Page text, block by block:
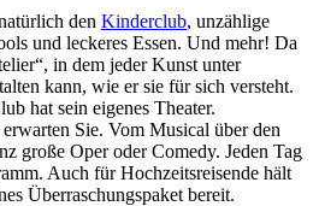
den Kinderclub, unzählige
und leckeres Essen. Und mehr! Da
in dem jeder Kunst unter
kann, wie er sie für sich versteht.
hat sein eigenes Theater.
Sie. Vom Musical über den
große Oper oder Comedy. Jeden Tag
Auch für Hochzeitsreisende hält
Überraschungspaket bereit.